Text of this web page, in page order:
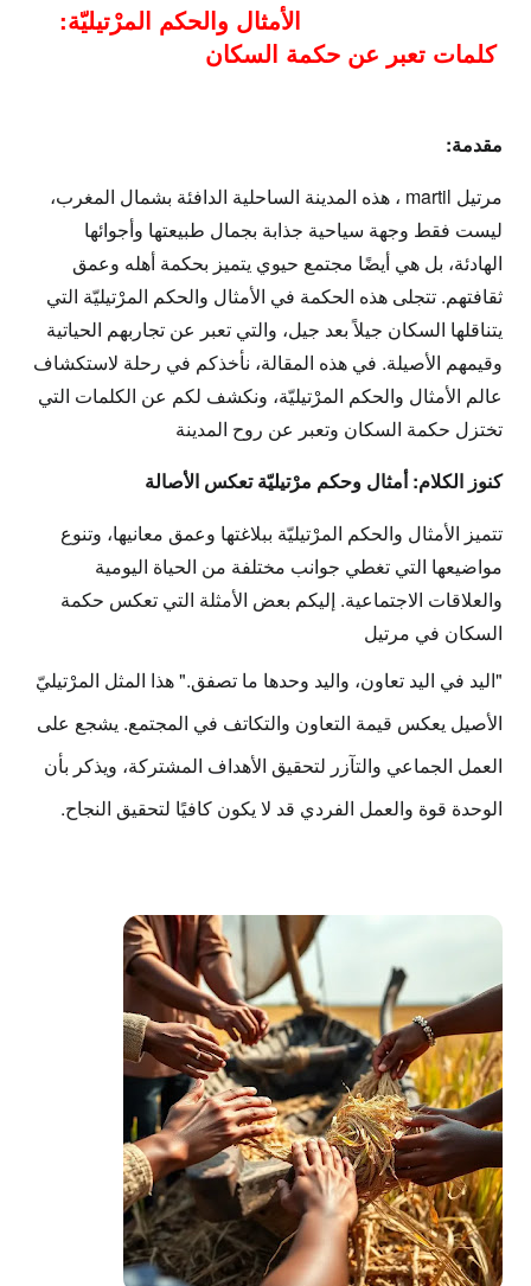
الأمثال والحكم المرْتيليّة:
كلمات تعبر عن حكمة السكان
مقدمة:
مرتيل martil ، هذه المدينة الساحلية الدافئة بشمال المغرب،
ليست فقط وجهة سياحية جذابة بجمال طبيعتها وأجوائها
الهادئة، بل هي أيضًا مجتمع حيوي يتميز بحكمة أهله وعمق
ثقافتهم. تتجلى هذه الحكمة في الأمثال والحكم المرْتيليّة التي
يتناقلها السكان جيلاً بعد جيل، والتي تعبر عن تجاربهم الحياتية
وقيمهم الأصيلة. في هذه المقالة، نأخذكم في رحلة لاستكشاف
عالم الأمثال والحكم المرْتيليّة، ونكشف لكم عن الكلمات التي
تختزل حكمة السكان وتعبر عن روح المدينة
كنوز الكلام: أمثال وحكم مرْتيليّة تعكس الأصالة
تتميز الأمثال والحكم المرْتيليّة ببلاغتها وعمق معانيها، وتنوع
مواضيعها التي تغطي جوانب مختلفة من الحياة اليومية
والعلاقات الاجتماعية. إليكم بعض الأمثلة التي تعكس حكمة
السكان في مرتيل
"اليد في اليد تعاون، واليد وحدها ما تصفق."هذا المثل المرْتيليّ
الأصيل يعكس قيمة التعاون والتكاتف في المجتمع. يشجع على
العمل الجماعي والتآزر لتحقيق الأهداف المشتركة، ويذكر بأن
الوحدة قوة والعمل الفردي قد لا يكون كافيًا لتحقيق النجاح.